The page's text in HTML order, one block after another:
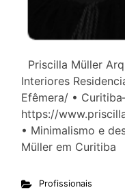
Priscilla Müller
Interiores
Efêmera/ •
https://
• Minimalismo e
Müller em
Profissionais